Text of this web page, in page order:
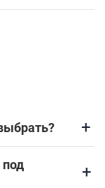
+
под
+